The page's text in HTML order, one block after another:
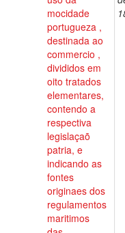
mocidade
portugueza ,
destinada ao
commercio ,
divididos em
oito tratados
elementares,
contendo a
respectiva
legislaçaõ
patria, e
indicando as
fontes
originaes dos
regulamentos
maritimos